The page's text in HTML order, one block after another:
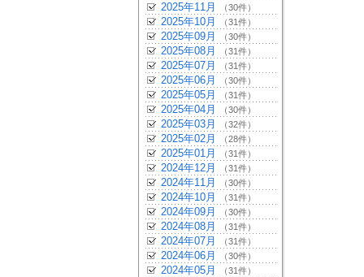
2025年11月 （30件）
2025年10月 （31件）
2025年09月 （30件）
2025年08月 （31件）
2025年07月 （31件）
2025年06月 （30件）
2025年05月 （31件）
2025年04月 （30件）
2025年03月 （32件）
2025年02月 （28件）
2025年01月 （31件）
2024年12月 （31件）
2024年11月 （30件）
2024年10月 （31件）
2024年09月 （30件）
2024年08月 （31件）
2024年07月 （31件）
2024年06月 （30件）
2024年05月 （31件）